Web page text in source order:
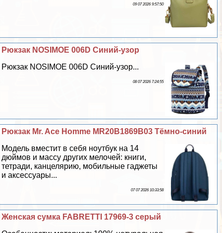
09 07 2026 9:57:50
Рюкзак NOSIMOE 006D Синий-узор
Рюкзак NOSIMOE 006D Синий-узор...
08 07 2026 7:24:55
Рюкзак Mr. Ace Homme MR20B1869B03 Тёмно-синий
Модель вместит в себя ноутбук на 14
дюймов и массу других мелочей: книги,
тетради, канцелярию, мобильные гаджеты
и аксессуары...
07 07 2026 10:33:58
Женская сумка FABRETTI 17969-3 серый